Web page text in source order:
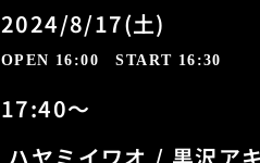
2024/8/17(土)
OPEN 16:00 START 16:30
17:40〜